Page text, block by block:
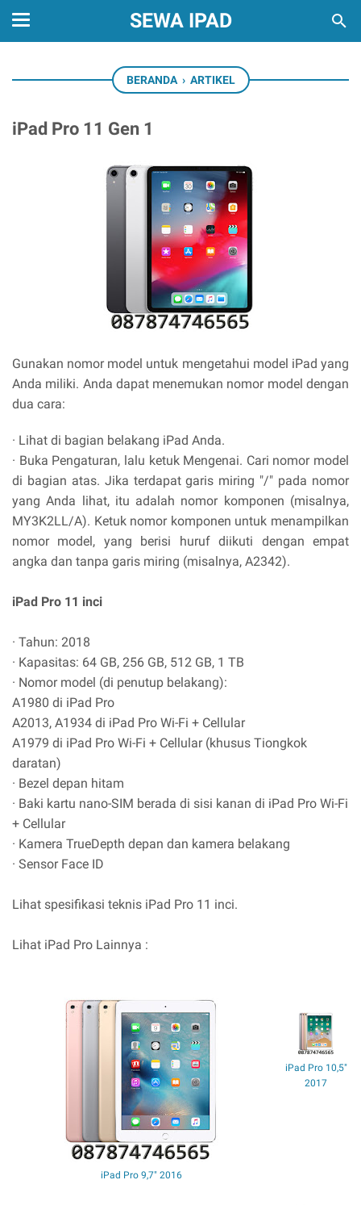
SEWA IPAD
BERANDA › ARTIKEL
iPad Pro 11 Gen 1
Gunakan nomor model untuk mengetahui model iPad yang
Anda miliki. Anda dapat menemukan nomor model dengan
dua cara:
· Lihat di bagian belakang iPad Anda.
· Buka Pengaturan, lalu ketuk Mengenai. Cari nomor model
di bagian atas. Jika terdapat garis miring "/" pada nomor
yang Anda lihat, itu adalah nomor komponen (misalnya,
MY3K2LL/A). Ketuk nomor komponen untuk menampilkan
nomor model, yang berisi huruf diikuti dengan empat
angka dan tanpa garis miring (misalnya, A2342).
iPad Pro 11 inci
· Tahun: 2018
· Kapasitas: 64 GB, 256 GB, 512 GB, 1 TB
· Nomor model (di penutup belakang):
A1980 di iPad Pro
A2013, A1934 di iPad Pro Wi-Fi + Cellular
A1979 di iPad Pro Wi-Fi + Cellular (khusus Tiongkok
daratan)
· Bezel depan hitam
· Baki kartu nano-SIM berada di sisi kanan di iPad Pro Wi-Fi
+ Cellular
· Kamera TrueDepth depan dan kamera belakang
· Sensor Face ID
Lihat spesifikasi teknis iPad Pro 11 inci.
Lihat iPad Pro Lainnya :
iPad Pro 9,7" 2016
iPad Pro 10,5"
2017